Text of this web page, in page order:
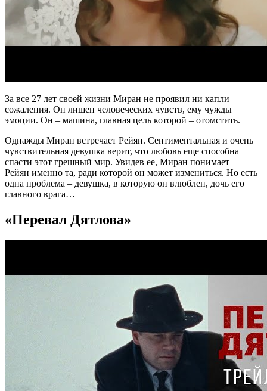
За все 27 лет своей жизни Миран не проявил ни капли
сожаления. Он лишен человеческих чувств, ему чужды
эмоции. Он – машина, главная цель которой – отомстить.
Однажды Миран встречает Рейян. Сентиментальная и очень
чувствительная девушка верит, что любовь еще способна
спасти этот грешный мир. Увидев ее, Миран понимает –
Рейян именно та, ради которой он может измениться. Но есть
одна проблема – девушка, в которую он влюблен, дочь его
главного врага…
«Перевал Дятлова»